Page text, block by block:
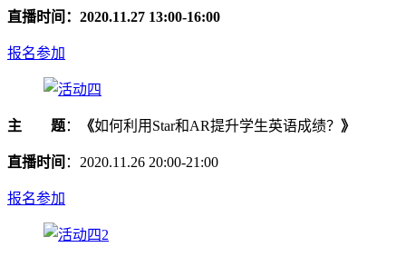
直播时间：2020.11.27 13:00-16:00
报名参加
主 题： 《如何利用Star和AR提升学生英语成绩？ 》
直播时间 ：2020.11.26 20:00-21:00
报名参加